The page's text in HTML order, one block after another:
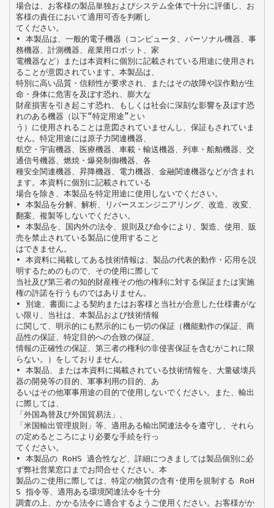
場合は、お客様の製品単独およびシステム全体で十分に評価し、お
客様の責任において適用可否を判断し
てください。
• 本製品は、一般的電子機器（コンピュータ、パーソナル機器、事
務機器、計測機器、産業用ロボット、家
電機器など）または本資料に個別に記載されている用途に使用され
ることが意図されています。本製品は、
特別に高い品質・信頼性が要求され、またはその故障や誤作動が生
命・身体に危害を及ぼす恐れ、膨大な
財産損害を引き起こす恐れ、もしくは社会に深刻な影響を及ぼす恐
れのある機器（以下“特定用途”とい
う）に使用されることは意図されていませんし、保証もされていま
せん。特定用途には原子力関連機器、
航空・宇宙機器、医療機器、車載・輸送機器、列車・船舶機器、交
通信号機器、燃焼・爆発制御機器、各
種安全関連機器、昇降機器、電力機器、金融関連機器などが含まれ
ます。本資料に個別に記載されている
場合を除き、本製品を特定用途に使用しないでください。
• 本製品を分解、解析、リバースエンジニアリング、改造、改変、
翻案、複製等しないでください。
• 本製品を、国内外の法令、規則及び命令により、製造、使用、販
売を禁止されている製品に使用すること
はできません。
• 本資料に掲載してある技術情報は、製品の代表的動作・応用を説
明するためのもので、その使用に際して
当社及び第三者の知的財産権その他の権利に対する保証または実施
権の許諾を行うものではありません。
• 別途、書面による契約またはお客様と当社が合意した仕様書がな
い限り、当社は、本製品および技術情報
に関して、明示的にも黙示的にも一切の保証（機能動作の保証、商
品性の保証、特定目的への合致の保証、
情報の正確性の保証、第三者の権利の非侵害保証を含むがこれに限
らない。）をしておりません。
• 本製品、または本資料に掲載されている技術情報を、大量破壊兵
器の開発等の目的、軍事利用の目的、あ
るいはその他軍事用途の目的で使用しないでください。また、輸出
に際しては、
「外国為替及び外国貿易法」、
「米国輸出管理規則」等、適用ある輸出関連法令を遵守し、それら
の定めるところにより必要な手続を行っ
てください。
• 本製品の RoHS 適合性など、詳細につきましては製品個別に必
ず弊社営業窓口までお問合せください。本
製品のご使用に際しては、特定の物質の含有･使用を規制する RoH
S 指令等、適用ある環境関連法令を十分
調査の上、かかる法令に適合するようご使用ください。お客様がか